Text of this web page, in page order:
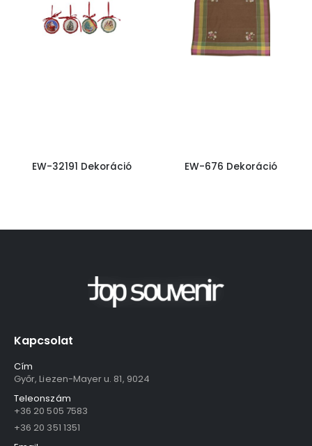
EW-32191 Dekoráció EW-676 Dekoráció
Kapcsolat
Cím
Győr, Liezen-Mayer u. 81, 9024
Teleonszám
+36 20 505 7583
+36 20 351 1351